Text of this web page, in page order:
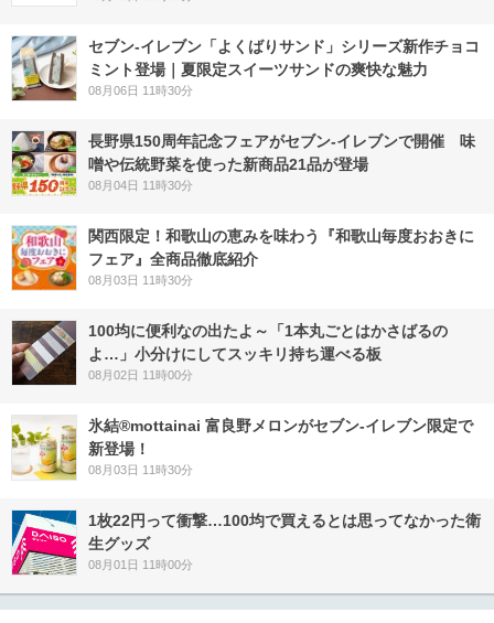
セブン‐イレブン「よくばりサンド」シリーズ新作チョコ
ミント登場｜夏限定スイーツサンドの爽快な魅力
08月06日 11時30分
長野県150周年記念フェアがセブン-イレブンで開催 味
噌や伝統野菜を使った新商品21品が登場
08月04日 11時30分
関西限定！和歌山の恵みを味わう『和歌山毎度おおきに
フェア』全商品徹底紹介
08月03日 11時30分
100均に便利なの出たよ～「1本丸ごとはかさばるの
よ…」小分けにしてスッキリ持ち運べる板
08月02日 11時00分
氷結®mottainai 富良野メロンがセブン‐イレブン限定で
新登場！
08月03日 11時30分
1枚22円って衝撃…100均で買えるとは思ってなかった衛
生グッズ
08月01日 11時00分